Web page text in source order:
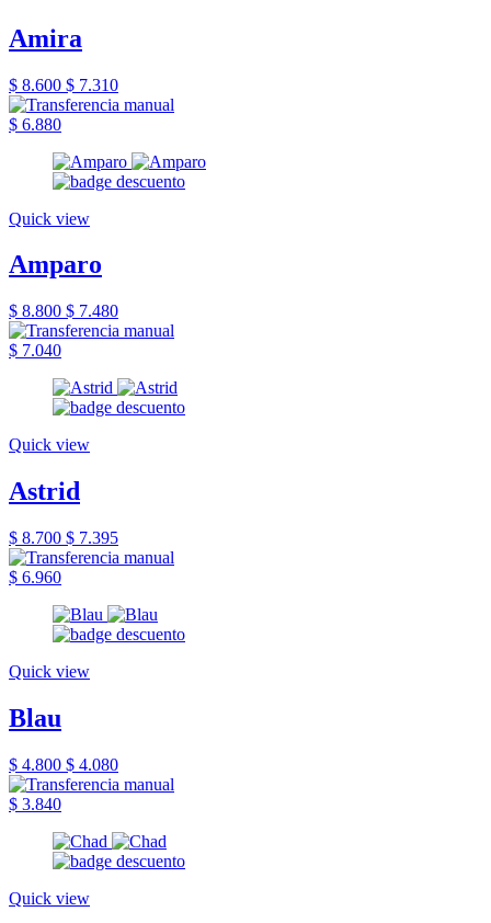
Amira
$ 8.600 $ 7.310
$ 6.880
Quick view
Amparo
$ 8.800 $ 7.480
$ 7.040
Quick view
Astrid
$ 8.700 $ 7.395
$ 6.960
Quick view
Blau
$ 4.800 $ 4.080
$ 3.840
Quick view